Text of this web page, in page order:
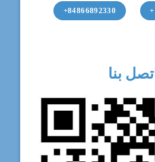
84866892330+
اتصل بنا